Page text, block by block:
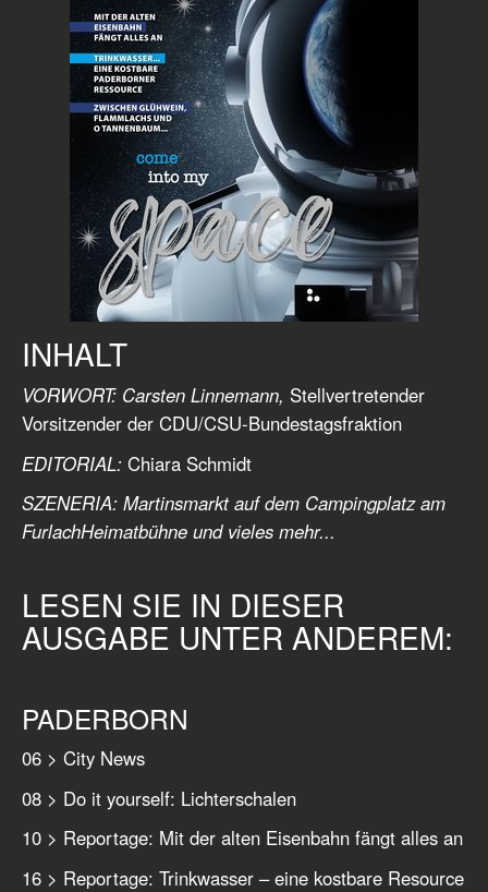
INHALT
VORWORT: Carsten Linnemann, Stellvertretender
Vorsitzender der CDU/CSU-Bundestagsfraktion
EDITORIAL: Chiara Schmidt
SZENERIA: Martinsmarkt auf dem Campingplatz am
FurlachHeimatbühne und vieles mehr...
LESEN SIE IN DIESER
AUSGABE UNTER ANDEREM:
PADERBORN
06 > City News
08 > Do it yourself: Lichterschalen
10 > Reportage: Mit der alten Eisenbahn fängt alles an
16 > Reportage: Trinkwasser – eine kostbare Resource